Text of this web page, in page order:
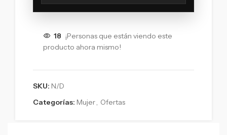
18 ¡Personas que están viendo este
producto ahora mismo!
SKU: N/D
Categorías: Mujer, Ofertas